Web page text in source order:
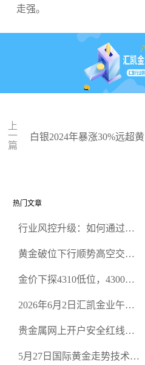
走强。
上
一
篇
白银2024年暴涨30%远超黄
热门文章
行业风控升级：如何通过正
规黄金开户交易平台？
黄金破位下行顺势高空交易
金价下探4310低位，4300关
2026年6月2日汇凯金业午盘
空头清算算法如何布防？
贵金属网上开户安全红线：
恶意洗盘陷阱
5月27日国际黄金走势技术盘